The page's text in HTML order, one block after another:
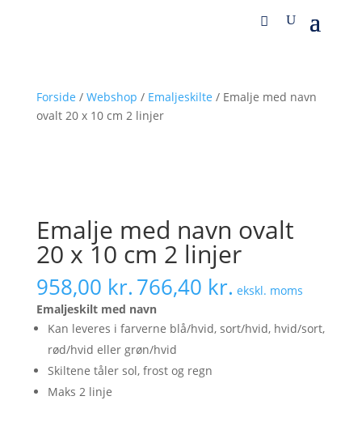
Forside / Webshop / Emaljeskilte / Emalje med navn
ovalt 20 x 10 cm 2 linjer
Emalje med navn ovalt
20 x 10 cm 2 linjer
958,00 kr.766,40 kr. ekskl. moms
Emaljeskilt med navn
Kan leveres i farverne blå/hvid, sort/hvid, hvid/sort,
rød/hvid eller grøn/hvid
Skiltene tåler sol, frost og regn
Maks 2 linje